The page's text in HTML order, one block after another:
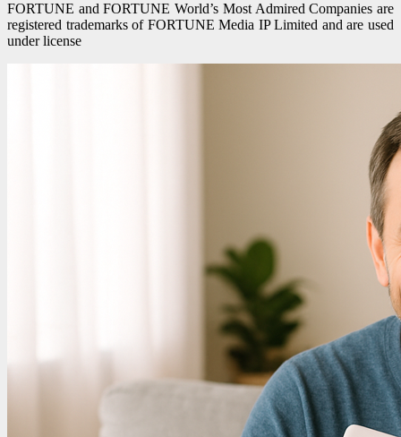
FORTUNE and FORTUNE World’s Most Admired Companies are
registered trademarks of FORTUNE Media IP Limited and are used
under license